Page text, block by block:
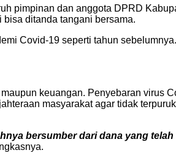
pimpinan dan anggota DPRD
ditanda tangani bersama.
Covid-19 seperti tahun
keuangan. Penyebaran virus
masyarakat agar tidak
bersumber dari dana yang